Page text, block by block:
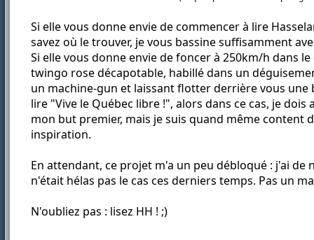
Si elle vous donne envie de commencer à lire
savez où le trouver, je vous bassine suffisamment
Si elle vous donne envie de foncer à 250km/h dans
twingo rose décapotable, habillé dans un
un machine-gun et laissant flotter derrière vous
lire "Vive le Québec libre !", alors dans ce cas, je
mon but premier, mais je suis quand même content
inspiration.
En attendant, ce projet m'a un peu débloqué : j'ai de
n'était hélas pas le cas ces derniers temps. Pas un
N'oubliez pas : lisez HH ! ;)